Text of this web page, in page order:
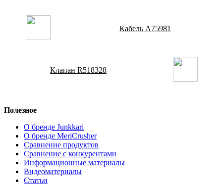
Кабель A75981
Клапан R518328
Полезное
О бренде Junkkari
О бренде MeriCrusher
Сравнение продуктов
Сравнение с конкурентами
Информационные материалы
Видеоматериалы
Статьи